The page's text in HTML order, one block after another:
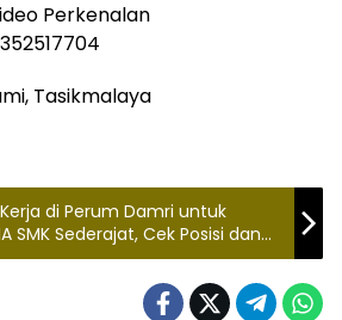
Perkenalan
Tasikmalaya
di Perum Damri untuk
SMK Sederajat, Cek Posisi dan